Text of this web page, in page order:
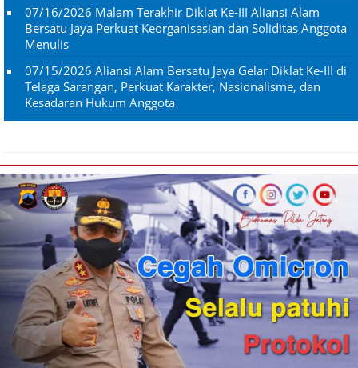
07/16/2026 Malam Terakhir Diklat Ke-III Aliansi Alam
Bersatu Jaya Perkuat Keorganisasian dan Soliditas Anggota
Menulis
07/15/2026 Aliansi Alam Bersatu Jaya Gelar Diklat Ke-III di
Telaga Sarangan, Perkuat Karakter, Nasionalisme, dan
Kesadaran Hukum Anggota